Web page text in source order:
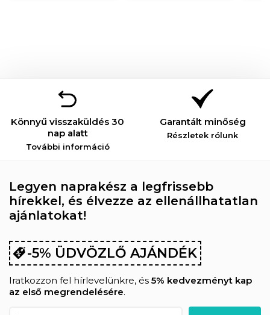
Könnyű visszaküldés 30
nap alatt
További információ
Garantált minőség
Részletek rólunk
Legyen naprakész a legfrissebb
hírekkel, és élvezze az ellenállhatatlan
ajánlatokat!
-5% ÜDVÖZLŐ AJÁNDÉK
Iratkozzon fel hírlevelünkre, és 5% kedvezményt kap
az első megrendelésére.